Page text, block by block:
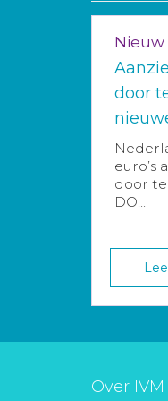
door
euro’s
door
DO...
Over IVM